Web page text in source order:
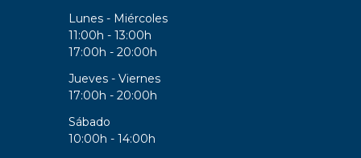
Lunes - Miércoles
11:00h - 13:00h
17:00h - 20:00h
Jueves - Viernes
17:00h - 20:00h
Sábado
10:00h - 14:00h